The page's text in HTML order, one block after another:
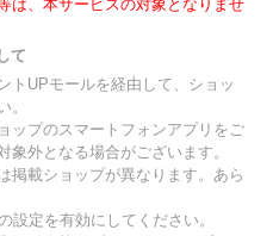
は、本サービスの対象となりませ
て
トUPモールを経由して、ショッ
。
ップのスマートフォンアプリをご
外となる場合がございます。
掲載ショップが異なります。あら
設定を有効にしてください。